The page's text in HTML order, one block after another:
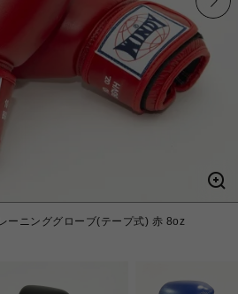
ニンググローブ(テープ式) 赤 8oz